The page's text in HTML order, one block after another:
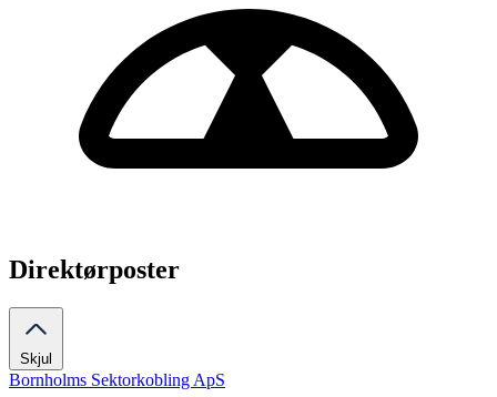
Direktørposter
Skjul
Bornholms Sektorkobling ApS